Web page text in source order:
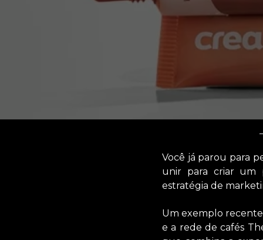
Você já parou para
unir para criar um
estratégia de
Um exemplo recente
e a rede de cafés